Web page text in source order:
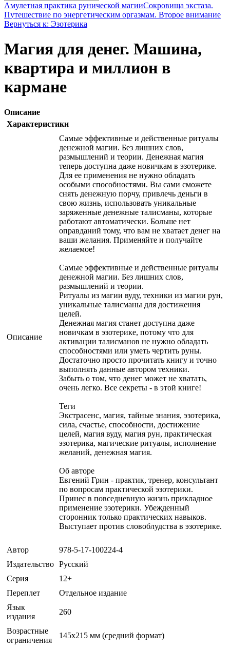
Амулетная практика рунической магииСокровища экстаза.
Путешествие по энергетическим оргазмам. Второе внимание
Вернуться к: Эзотерика
Магия для денег. Машина,
квартира и миллион в
кармане
Описание
Характеристики
Описание
Самые эффективные и действенные ритуалы
денежной магии. Без лишних слов,
размышлений и теории. Денежная магия
теперь доступна даже новичкам в эзотерике.
Для ее применения не нужно обладать
особыми способностями. Вы сами сможете
снять денежную порчу, привлечь деньги в
свою жизнь, использовать уникальные
заряженные денежные талисманы, которые
работают автоматически. Больше нет
оправданий тому, что вам не хватает денег на
ваши желания. Применяйте и получайте
желаемое!
Самые эффективные и действенные ритуалы
денежной магии. Без лишних слов,
размышлений и теории.
Ритуалы из магии вуду, техники из магии рун,
уникальные талисманы для достижения
целей.
Денежная магия станет доступна даже
новичкам в эзотерике, потому что для
активации талисманов не нужно обладать
способностями или уметь чертить руны.
Достаточно просто прочитать книгу и точно
выполнять данные автором техники.
Забыть о том, что денег может не хватать,
очень легко. Все секреты - в этой книге!
Теги
Экстрасенс, магия, тайные знания, эзотерика,
сила, счастье, способности, достижение
целей, магия вуду, магия рун, практическая
эзотерика, магические ритуалы, исполнение
желаний, денежная магия.
Об авторе
Евгений Грин - практик, тренер, консультант
по вопросам практической эзотерики.
Принес в повседневную жизнь прикладное
применение эзотерики. Убежденный
сторонник только практических навыков.
Выступает против словоблудства в эзотерике.
Автор
978-5-17-100224-4
Издательство Русский
Серия
12+
Переплет
Отдельное издание
Язык
издания
260
Возрастные
ограничения
145х215 мм (средний формат)